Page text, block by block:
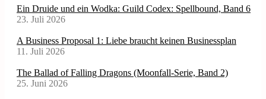
Ein Druide und ein Wodka: Guild Codex: Spellbound, Band 6
23. Juli 2026
A Business Proposal 1: Liebe braucht keinen Businessplan
11. Juli 2026
The Ballad of Falling Dragons (Moonfall-Serie, Band 2)
25. Juni 2026